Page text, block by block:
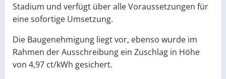
Stadium und verfügt über alle Voraussetzungen für
eine sofortige Umsetzung.
Die Baugenehmigung liegt vor, ebenso wurde im
Rahmen der Ausschreibung ein Zuschlag in Höhe
von 4,97 ct/kWh gesichert.